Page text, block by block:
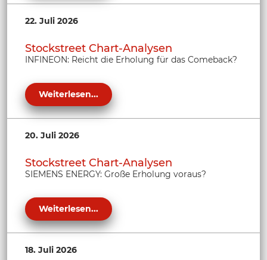
22. Juli 2026
Stockstreet Chart-Analysen
INFINEON: Reicht die Erholung für das Comeback?
Weiterlesen...
20. Juli 2026
Stockstreet Chart-Analysen
SIEMENS ENERGY: Große Erholung voraus?
Weiterlesen...
18. Juli 2026